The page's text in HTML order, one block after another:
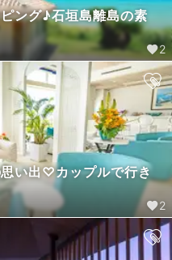
ング♪石垣島離島の素
2
い出♡カップルで行き
2